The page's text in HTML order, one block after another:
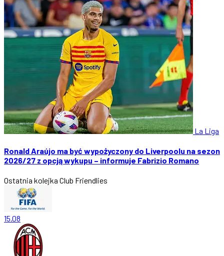
La Liga
Ronald Araújo ma być wypożyczony do Liverpoolu na sezon
2026/27 z opcją wykupu – informuje Fabrizio Romano
Ostatnia kolejka Club Friendlies
15.08